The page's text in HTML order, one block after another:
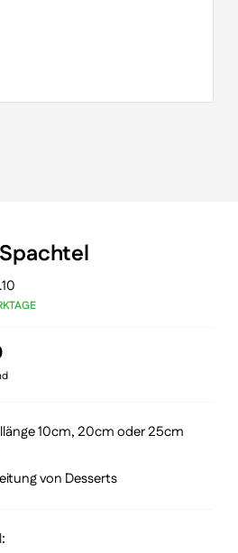
Preisspanne:
€ 10,00
€ 25,0010cm, 20cm oder 25cm
von Desserts